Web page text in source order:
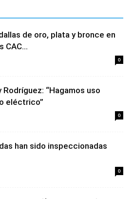
de oro, plata y bronce en
CAC...
0
“Hagamos uso
eléctrico”
0
han sido inspeccionadas
0